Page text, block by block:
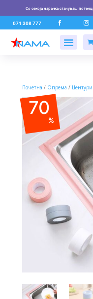
Со секоја нарачка стануваш
071 308 777  
Почетна / Опрема / Центури
70
%